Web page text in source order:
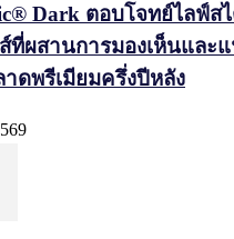
Dark ตอบโจทย์ไลฟ์ส
ที่ผสานการมองเห็นและ
ดพรีเมียมครึ่งปีหลัง